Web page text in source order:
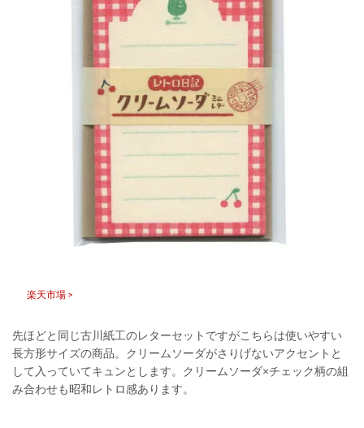
楽天市場 >
先ほどと同じ古川紙工のレターセットですがこちらは使いやすい
長方形サイズの商品。クリームソーダがさりげないアクセントと
して入っていてキュンとします。クリームソーダ×チェック柄の組
み合わせも昭和レトロ感あります。